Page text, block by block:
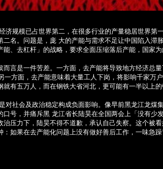
济规模已占世界第二，在很多行业的产量稳居世界第
二名。问题是，庞 大的产能与需求不足让中国陷入滞
、去杠杆」的战略，要求全面压缩落后产能，国家为
而言是一件苦差。一方面，去产能将导致地方经济总
一方面，去产能意味着大量工人下岗，将影响千家万
有五万人，而在钢铁大省河北，更可能有一半以上的
对社会及政治稳定构成负面影响。像早前黑龙江龙煤
口号，并痛斥黑 龙江省长陆昊在全国两会上「没有少
治压力下，陆昊不得不道歉，承认自己失察。这个被
：如果在去产能化问题上没有做好善后工作，一味急